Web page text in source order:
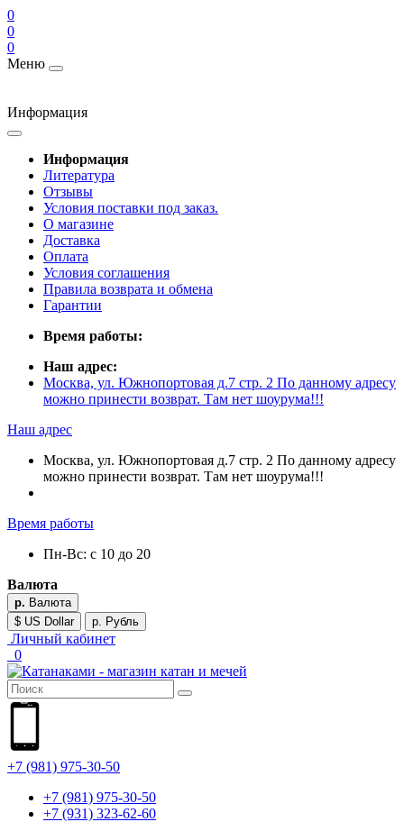
0
0
0
Меню
Информация
Информация
Литература
Отзывы
Условия поставки под заказ.
О магазине
Доставка
Оплата
Условия соглашения
Правила возврата и обмена
Гарантии
Время работы:
Наш адрес:
Москва, ул. Южнопортовая д.7 стр. 2 По данному адресу
можно принести возврат. Там нет шоурума!!!
Наш адрес
Москва, ул. Южнопортовая д.7 стр. 2 По данному адресу
можно принести возврат. Там нет шоурума!!!
Время работы
Пн-Вс: с 10 до 20
Валюта
р. Валюта
$ US Dollar
р. Рубль
Личный кабинет
0
+7 (981) 975-30-50
+7 (981) 975-30-50
+7 (931) 323-62-60